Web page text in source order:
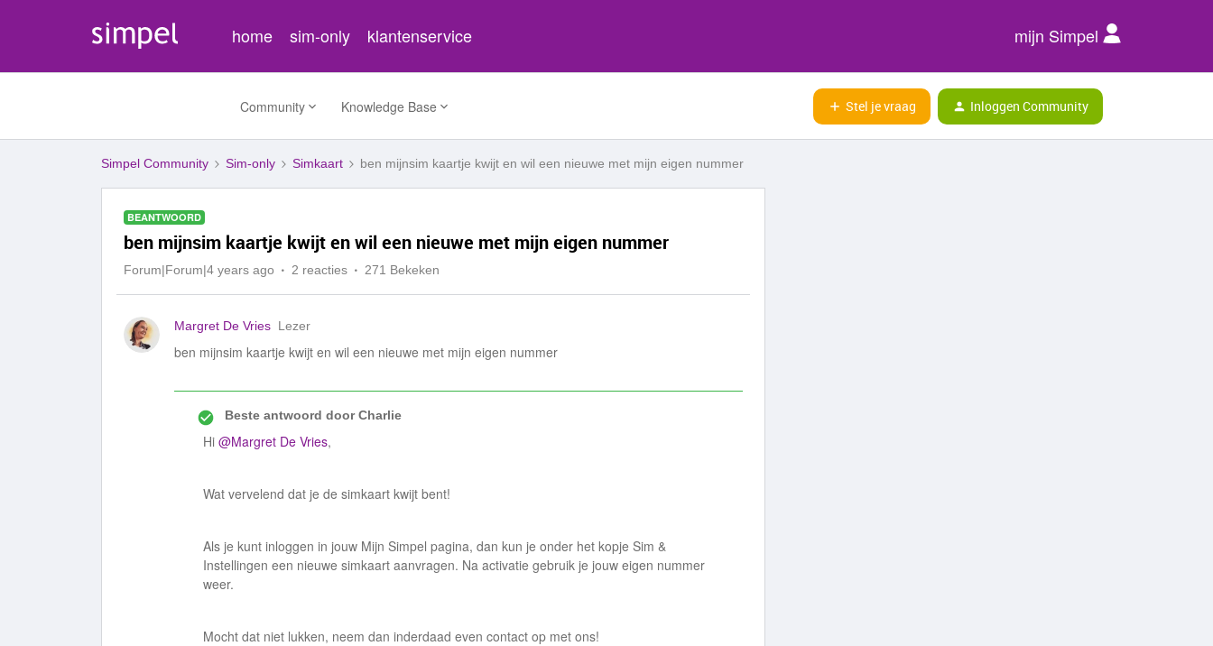
home sim-only klantenservice mijn Simpel
Community Knowledge Base Stel je vraag Inloggen Community
Simpel Community Sim-only Simkaart ben mijnsim kaartje kwijt en wil een nieuwe met mijn eigen nummer
BEANTWOORD
ben mijnsim kaartje kwijt en wil een nieuwe met mijn eigen nummer
Forum|Forum|4 years ago 2 reacties 271 Bekeken
Margret De Vries Lezer
ben mijnsim kaartje kwijt en wil een nieuwe met mijn eigen nummer
Beste antwoord doorCharlie
Hi @Margret De Vries,
Wat vervelend dat je de simkaart kwijt bent!
Als je kunt inloggen in jouw Mijn Simpel pagina, dan kun je onder het kopje Sim &
Instellingen een nieuwe simkaart aanvragen. Na activatie gebruik je jouw eigen nummer
weer.
Mocht dat niet lukken, neem dan inderdaad even contact op met ons!